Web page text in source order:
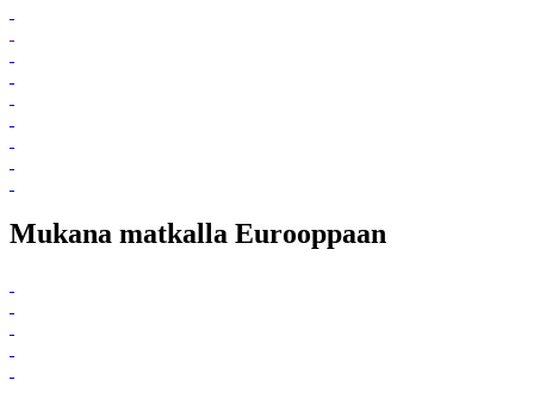
Mukana matkalla Eurooppaan